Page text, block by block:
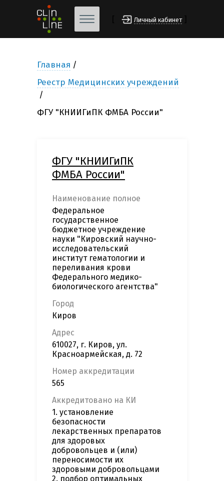
Личный кабинет
Главная
Реестр Медицинских учреждений
ФГУ "КНИИГиПК ФМБА России"
ФГУ "КНИИГиПК
ФМБА России"
Наименование полное
Федеральное
государственное
бюджетное учреждение
науки "Кировский научно-
исследовательский
институт гематологии и
переливания крови
Федерального медико-
биологического агентства"
Город
Киров
Адрес
610027, г. Киров, ул.
Красноармейская, д. 72
Номер аккредитации
565
Аккредитовано на КИ
1. установление
безопасности
лекарственных препаратов
для здоровых
добровольцев и (или)
переносимости их
здоровыми добровольцами
2. подбор оптимальных